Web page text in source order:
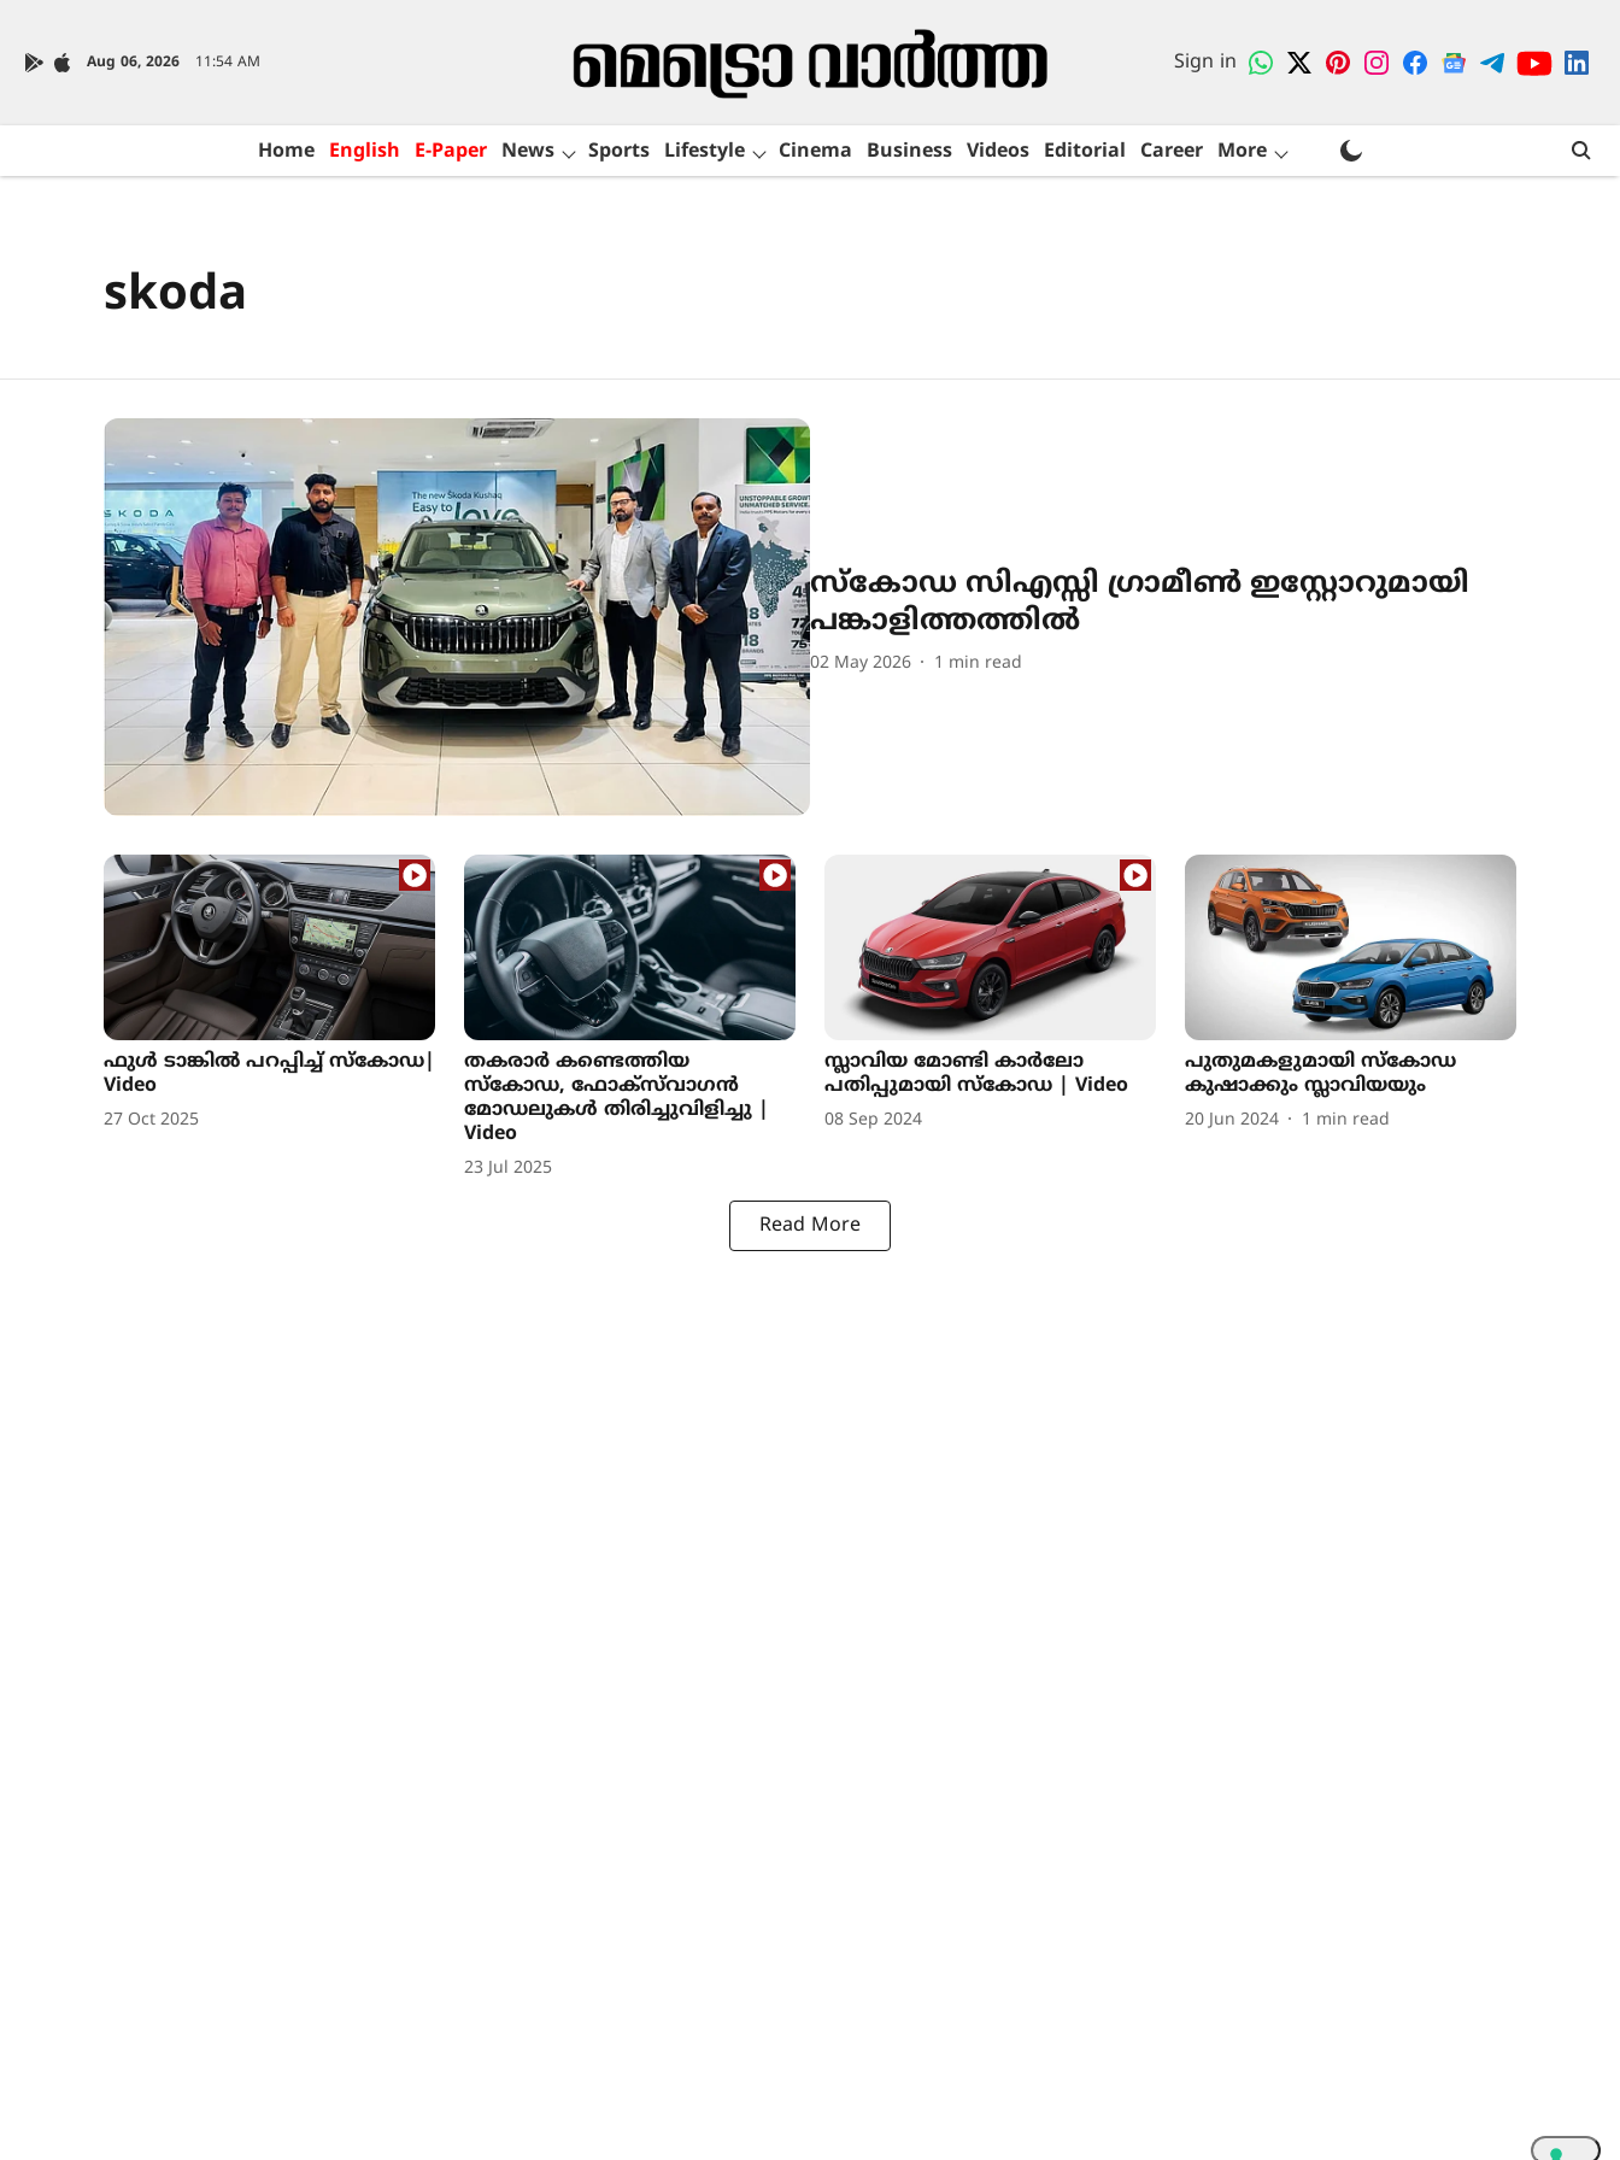
Aug 06, 2026 11:54 AM Sign in
Home English E-Paper News Sports Lifestyle Cinema Business Videos Editorial Career More
skoda
സ്‌കോഡ സിഎസ്സി ഗ്രാമീണ്‍ ഇസ്റ്റോറുമായി
പങ്കാളിത്തത്തില്‍
02 May 2026 1 min read
ഫുൾ ടാങ്കിൽ പറപ്പിച്ച് സ്കോഡ|
Video
27 Oct 2025
തകരാർ കണ്ടെത്തിയ
സ്കോഡ, ഫോക്സ്‌വാഗൻ
മോഡലുകൾ തിരിച്ചുവിളിച്ചു |
Video
23 Jul 2025
സ്ലാവിയ മോണ്ടി കാർലോ
പതിപ്പുമായി സ്കോഡ | Video
08 Sep 2024
പുതുമകളുമായി സ്‌കോഡ
കുഷാക്കും സ്ലാവിയയും
20 Jun 2024 1 min read
Read More